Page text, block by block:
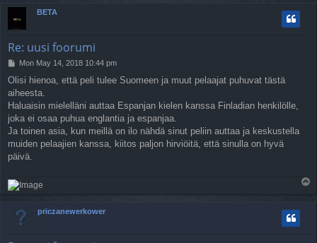
BETA
Re: uusi foorumi
P
s
t
Mon May 14, 2018 10:44 pm
Olisi hienoa, että peli tulee Suomeen ja muut pelaajat puhuvat tästä
aiheesta.
Haluaisin mielelläni auttaa Espanjan kielen kanssa Finladian henkilölle,
joka ei osaa puhua englantia ja espanjaa.
Ja toinen asia, kun meillä on ilo nähdä sinut peliin auttaa ja keskustella
muiden pelaajien kanssa, kiitos paljon hirviöitä, että sinulla on hyvä
päivä.
priczanewerkower